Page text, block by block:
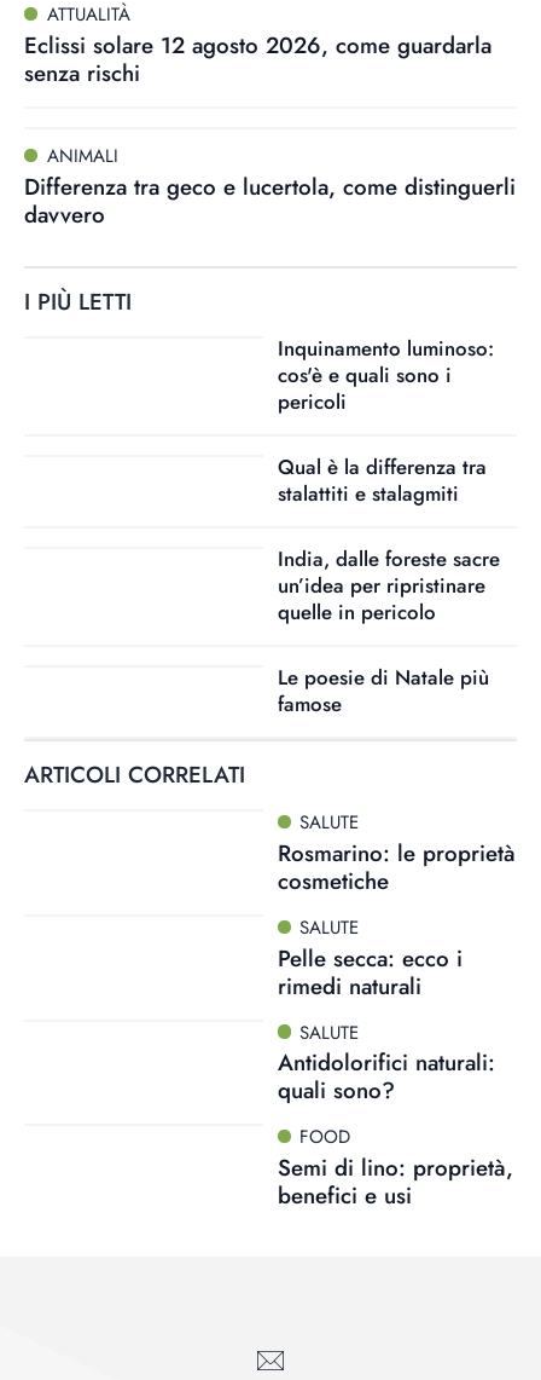
ATTUALITÀ
Eclissi solare 12 agosto 2026, come guardarla
senza rischi
ANIMALI
Differenza tra geco e lucertola, come distinguerli
davvero
I PIÙ LETTI
Inquinamento luminoso:
cos'è e quali sono i
pericoli
Qual è la differenza tra
stalattiti e stalagmiti
India, dalle foreste sacre
un’idea per ripristinare
quelle in pericolo
Le poesie di Natale più
famose
ARTICOLI CORRELATI
SALUTE
Rosmarino: le proprietà
cosmetiche
SALUTE
Pelle secca: ecco i
rimedi naturali
SALUTE
Antidolorifici naturali:
quali sono?
FOOD
Semi di lino: proprietà,
benefici e usi